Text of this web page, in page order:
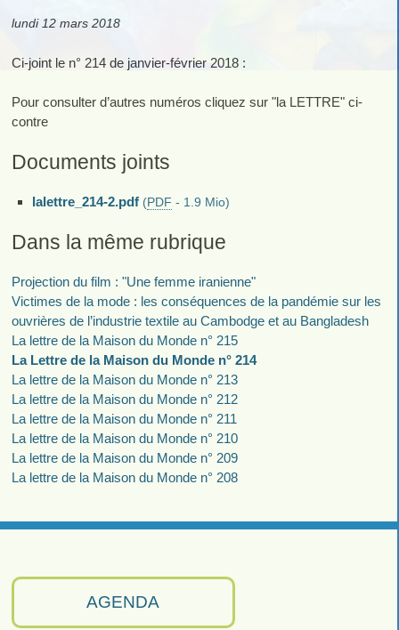
AGENDA
lundi 12 mars 2018
Ci-joint le n° 214 de janvier-février 2018 :
Pour consulter d’autres numéros cliquez sur "la LETTRE" ci-
contre
Documents joints
lalettre_214-2.pdf (PDF - 1.9 Mio)
Dans la même rubrique
Projection du film : "Une femme iranienne"
Victimes de la mode : les conséquences de la pandémie sur les
ouvrières de l’industrie textile au Cambodge et au Bangladesh
La lettre de la Maison du Monde n° 215
La Lettre de la Maison du Monde n° 214
La lettre de la Maison du Monde n° 213
La lettre de la Maison du Monde n° 212
La lettre de la Maison du Monde n° 211
La lettre de la Maison du Monde n° 210
La lettre de la Maison du Monde n° 209
La lettre de la Maison du Monde n° 208